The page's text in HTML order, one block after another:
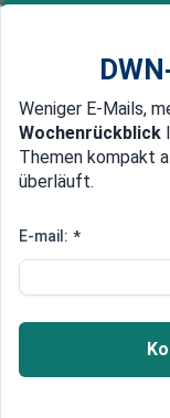
Newsticker
Edelmetalle
Merz-
Zambo"
Während
seinem 70.
Weniger E-Mails,
Wochenrückblick
Themen kompakt
überläuft.
E-mail: *